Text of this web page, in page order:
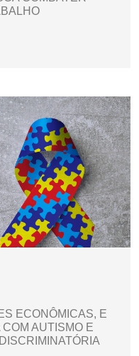
ECONÔMICAS, E
AUTISMO E